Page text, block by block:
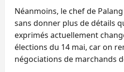
Néanmoins, le chef de
sans donner plus de détails
exprimés actuellement
élections du 14 mai, car on
négociations de marchands